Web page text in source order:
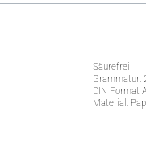
Säurefrei
Grammatur:
DIN Format
Material: